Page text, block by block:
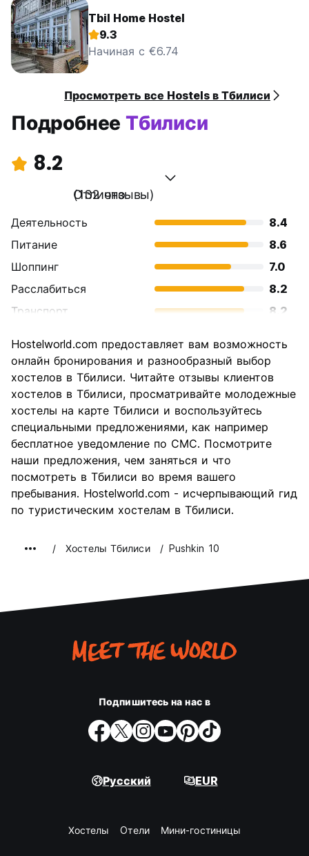
Tbil Home Hostel
9.3
Начиная с €6.74
Просмотреть все Hostels в Тбилиси
ПодробнееТбилиси
8.2
Отлично
(132 отзывы)
Деятельность
8.4
Питание
8.6
Шоппинг
7.0
Расслабиться
8.2
Транспорт
8.2
достопримечательностей
8.7
Культура
8.5
Ночная жизнь
7.5
Соотношение цены и
качества
Hostelworld.com предоставляет вам возможность
онлайн бронирования и разнообразный выбор
хостелов в Тбилиси. Читайте отзывы клиентов
хостелов в Тбилиси, просматривайте молодежные
хостелы на карте Тбилиси и воспользуйтесь
специальными предложениями, как например
бесплатное уведомление по СМС. Посмотрите
наши предложения, чем заняться и что
посмотреть в Тбилиси во время вашего
пребывания. Hostelworld.com - исчерпывающий гид
по туристическим хостелам в Тбилиси.
Хостелы Тбилиси Pushkin 10
Подпишитесь на нас в
Русский EUR
Хостелы Oтели Мини-гостиницы